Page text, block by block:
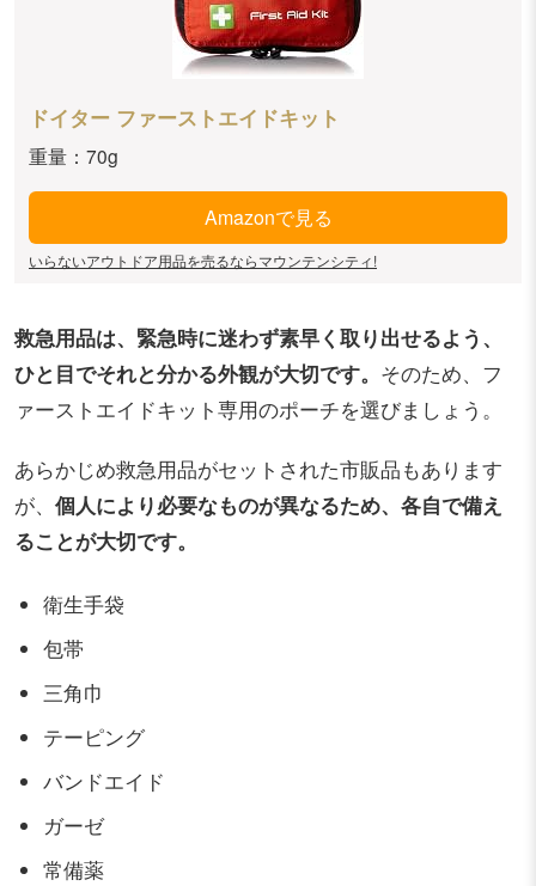
ドイター ファーストエイドキット
重量：70g
Amazonで見る
いらないアウトドア用品を売るならマウンテンシティ!
救急用品は、緊急時に迷わず素早く取り出せるよう、
ひと目でそれと分かる外観が大切です。 そのため、フ
ァーストエイドキット専用のポーチを選びましょう。
あらかじめ救急用品がセットされた市販品もあります
が、 個人により必要なものが異なるため、各自で備え
ることが大切です。
衛生手袋
包帯
三角巾
テーピング
バンドエイド
ガーゼ
常備薬